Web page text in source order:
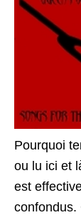
Pourquoi
ou lu ici et
est
confondus.